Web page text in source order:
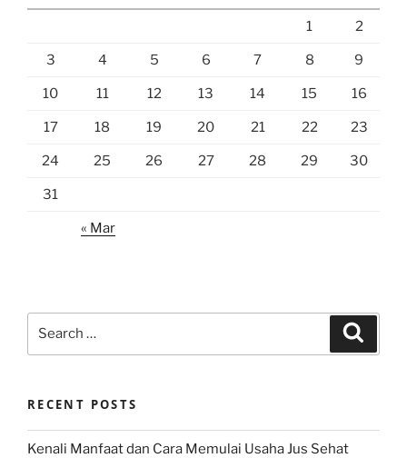
1 2
3 4 5 6 7 8 9
10 11 12 13 14 15 16
17 18 19 20 21 22 23
24 25 26 27 28 29 30
31
« Mar
RECENT POSTS
Kenali Manfaat dan Cara Memulai Usaha Jus Sehat